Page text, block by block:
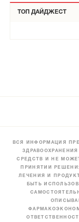
ТОП ДАЙДЖЕСТ
ВСЯ ИНФОРМАЦИЯ
СРЕДСТВ И НЕ
ПРИНЯТИИ
ЛЕЧЕНИЯ И
БЫТЬ